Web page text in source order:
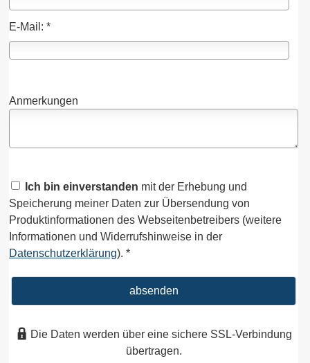
E-Mail: *
Anmerkungen
Ich bin einverstanden mit der Erhebung und
Speicherung meiner Daten zur Übersendung von
Produktinformationen des Webseitenbetreibers (weitere
Informationen und Widerrufshinweise in der
Datenschutzerklärung). *
absenden
Die Daten werden über eine sichere SSL-Verbindung
übertragen.